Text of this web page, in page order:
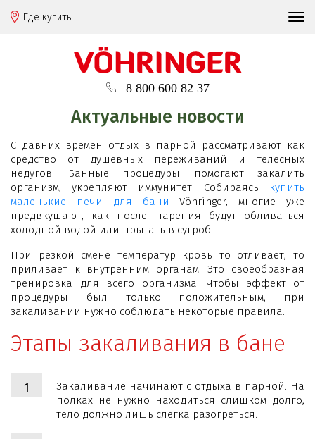
Где купить
8 800 600 82 37
Актуальные новости
С давних времен отдых в парной рассматривают как
средство от душевных переживаний и телесных
недугов. Банные процедуры помогают закалить
организм, укрепляют иммунитет. Собираясь
купить
маленькие печи для бани Vöhringer, многие уже
предвкушают, как после парения будут обливаться
холодной водой или прыгать в сугроб.
При резкой смене температур кровь то отливает, то
приливает к внутренним органам. Это своеобразная
тренировка для всего организма. Чтобы эффект от
процедуры был только положительным, при
закаливании нужно соблюдать некоторые правила.
Этапы закаливания в бане
Закаливание начинают с отдыха в парной. На
полках не нужно находиться слишком долго,
тело должно лишь слегка разогреться.